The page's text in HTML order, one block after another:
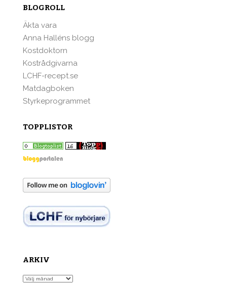
BLOGROLL
Äkta vara
Anna Halléns blogg
Kostdoktorn
Kostrådgivarna
LCHF-recept.se
Matdagboken
Styrkeprogrammet
TOPPLISTOR
ARKIV
Arkiv